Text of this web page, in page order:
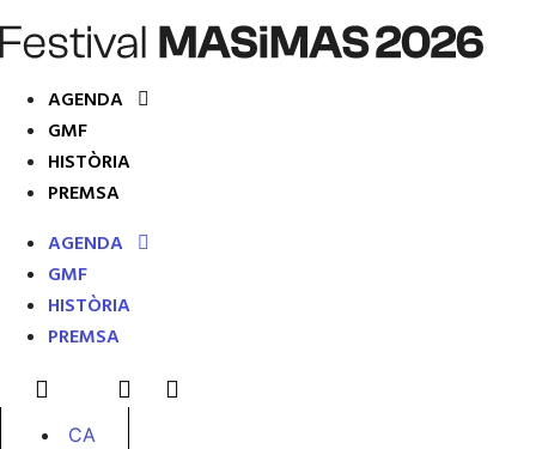
AGENDA
GMF
HISTÒRIA
PREMSA
AGENDA
GMF
HISTÒRIA
PREMSA
CA